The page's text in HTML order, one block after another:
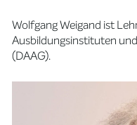
Wolfgang Weigand ist
Ausbildungsinstituten
(DAAG).